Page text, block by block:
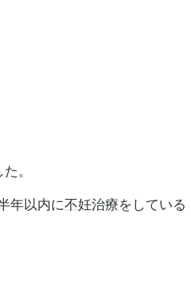
。
年以内に不妊治療をしている